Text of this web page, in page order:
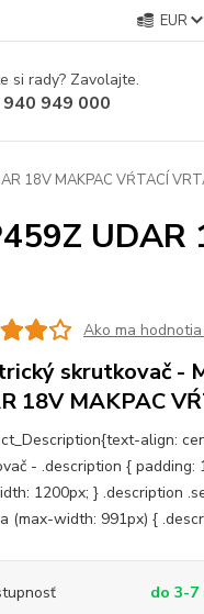
EUR
si rady? Zavolajte.
949 000
18V ​​MAKPAC VŔTACÍ
UDAR
Ako ma
skrutkovač -
18V ​​MAKPAC
align:
- .description { padding:
1200px; } .description
(max-width: 991px) {
do 3-7